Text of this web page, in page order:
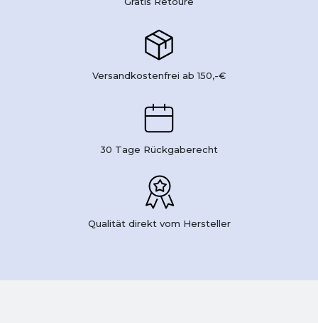
Versandkostenfrei ab 150,-€
30 Tage Rückgaberecht
Qualität direkt vom Hersteller